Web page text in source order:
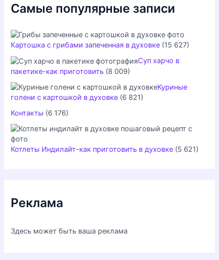
Самые популярные записи
Картошка с грибами запеченная в духовке (15 627)
Суп харчо в
пакетике-как приготовить (8 009)
Куриные
голени с картошкой в духовке (6 821)
Контакты (6 176)
Котлеты Индилайт-как приготовить в духовке (5 621)
Реклама
Здесь может быть ваша реклама